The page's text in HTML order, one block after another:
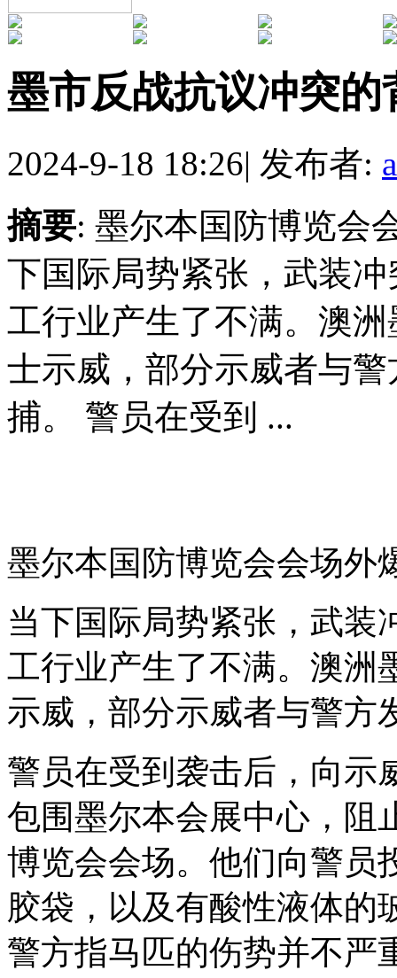
墨市反战抗议冲突的
2024-9-18 18:26| 发布者:
摘要: 墨尔本国防博览会
下国际局势紧张，武装
工行业产生了不满。澳
士示威，部分示威者与
捕。 警员在受到 ...
墨尔本国防博览会会场外
当下国际局势紧张，武装
工行业产生了不满。澳洲
示威，部分示威者与警方
警员在受到袭击后，向示
包围墨尔本会展中心，阻
博览会会场。他们向警员
胶袋，以及有酸性液体的
警方指马匹的伤势并不严